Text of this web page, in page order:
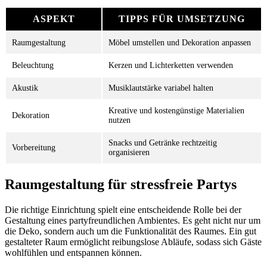
ASPEKT TIPPS FÜR UMSETZUNG
Raumgestaltung Möbel umstellen und Dekoration anpassen
Beleuchtung Kerzen und Lichterketten verwenden
Akustik Musiklautstärke variabel halten
Dekoration
Kreative und kostengünstige Materialien
nutzen
Vorbereitung
Snacks und Getränke rechtzeitig
organisieren
Raumgestaltung für stressfreie Partys
Die richtige Einrichtung spielt eine entscheidende Rolle bei der
Gestaltung eines partyfreundlichen Ambientes. Es geht nicht nur um
die Deko, sondern auch um die Funktionalität des Raumes. Ein gut
gestalteter Raum ermöglicht reibungslose Abläufe, sodass sich Gäste
wohlfühlen und entspannen können.